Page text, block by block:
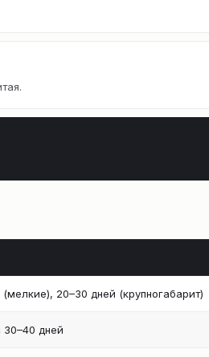
(мелкие), 20–30 дней (крупногабарит)
дней